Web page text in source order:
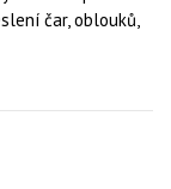
čar, oblouků,